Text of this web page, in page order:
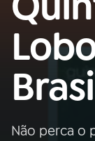
01 INÍCIO
02A RÁDIO
03
Não perca o